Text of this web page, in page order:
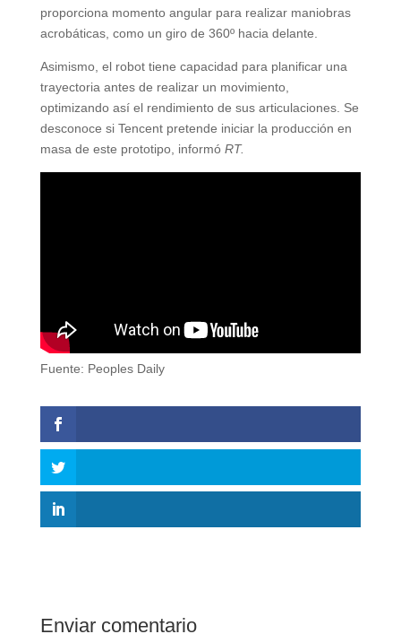
proporciona momento angular para realizar maniobras
acrobáticas, como un giro de 360º hacia delante.
Asimismo, el robot tiene capacidad para planificar una
trayectoria antes de realizar un movimiento,
optimizando así el rendimiento de sus articulaciones. Se
desconoce si Tencent pretende iniciar la producción en
masa de este prototipo, informó RT.
Fuente: Peoples Daily
Enviar comentario